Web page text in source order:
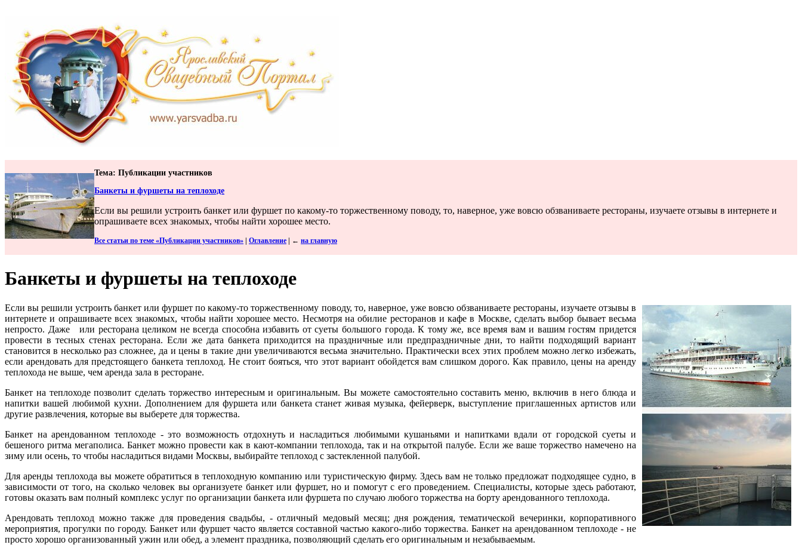
Тема: Публикации участников
Банкеты и фуршеты на теплоходе
Если вы решили устроить банкет или фуршет по какому-то торжественному поводу, то, наверное, уже вовсю обзваниваете рестораны, изучаете отзывы в интернете и
опрашиваете всех знакомых, чтобы найти хорошее место.
Все статьи по теме «Публикации участников» Оглавление ← на главную
Банкеты и фуршеты на теплоходе
Если вы решили устроить банкет или фуршет по какому-то торжественному поводу, то, наверное, уже вовсю обзваниваете рестораны, изучаете отзывы в
интернете и опрашиваете всех знакомых, чтобы найти хорошее место. Несмотря на обилие ресторанов и кафе в Москве, сделать выбор бывает весьма
непросто. Даже или ресторана целиком не всегда способна избавить от суеты большого города. К тому же, все время вам и вашим гостям придется
провести в тесных стенах ресторана. Если же дата банкета приходится на праздничные или предпраздничные дни, то найти подходящий вариант
становится в несколько раз сложнее, да и цены в такие дни увеличиваются весьма значительно. Практически всех этих проблем можно легко избежать,
если арендовать для предстоящего банкета теплоход. Не стоит бояться, что этот вариант обойдется вам слишком дорого. Как правило, цены на аренду
теплохода не выше, чем аренда зала в ресторане.
Банкет на теплоходе позволит сделать торжество интересным и оригинальным. Вы можете самостоятельно составить меню, включив в него блюда и
напитки вашей любимой кухни. Дополнением для фуршета или банкета станет живая музыка, фейерверк, выступление приглашенных артистов или
другие развлечения, которые вы выберете для торжества.
Банкет на арендованном теплоходе - это возможность отдохнуть и насладиться любимыми кушаньями и напитками вдали от городской суеты и
бешеного ритма мегаполиса. Банкет можно провести как в кают-компании теплохода, так и на открытой палубе. Если же ваше торжество намечено на
зиму или осень, то чтобы насладиться видами Москвы, выбирайте теплоход с застекленной палубой.
Для аренды теплохода вы можете обратиться в теплоходную компанию или туристическую фирму. Здесь вам не только предложат подходящее судно, в
зависимости от того, на сколько человек вы организуете банкет или фуршет, но и помогут с его проведением. Специалисты, которые здесь работают,
готовы оказать вам полный комплекс услуг по организации банкета или фуршета по случаю любого торжества на борту арендованного теплохода.
Арендовать теплоход можно также для проведения свадьбы, - отличный медовый месяц; дня рождения, тематической вечеринки, корпоративного
мероприятия, прогулки по городу. Банкет или фуршет часто является составной частью какого-либо торжества. Банкет на арендованном теплоходе - не
просто хорошо организованный ужин или обед, а элемент праздника, позволяющий сделать его оригинальным и незабываемым.